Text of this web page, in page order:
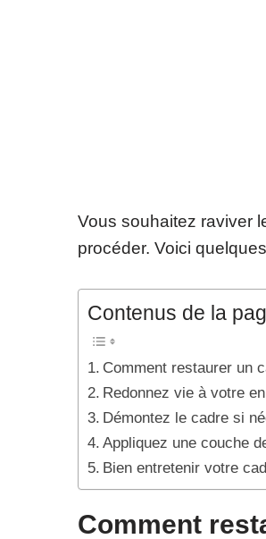
Vous souhaitez raviver
procéder. Voici
Contenus de la
Comment restaurer un
Redonnez vie à votre
Démontez le cadre si
Appliquez une couche
Bien entretenir votre
Comment